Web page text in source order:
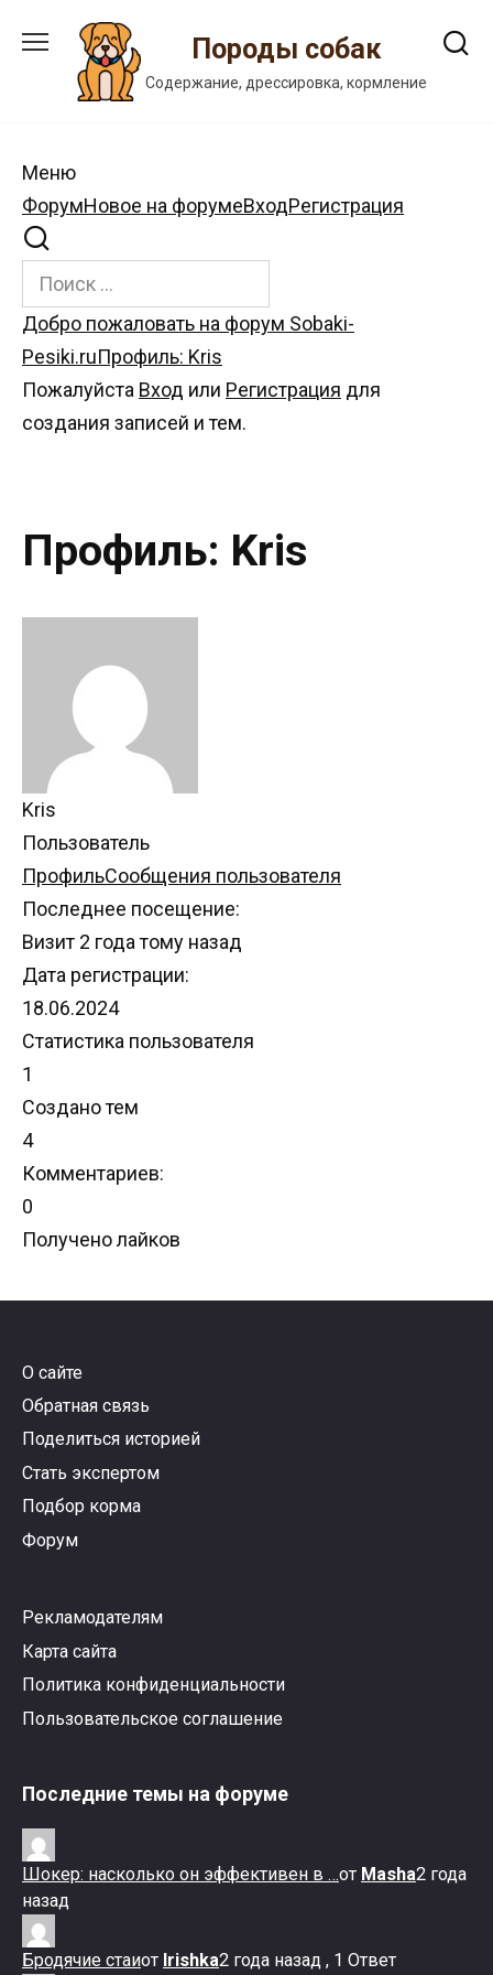
содержанию
Породы собак
Содержание, дрессировка, кормление
Меню
Навигация
Форума
ФорумНовое на форумеВходРегистрация
Форум
breadcrumbs
-
Вы
Добро пожаловать на форум Sobaki-
Pesiki.ruПрофиль: Kris
Пожалуйста Вход или Регистрация для
создания записей и тем.
Профиль: Kris
Kris
Пользователь
ПрофильСообщения пользователя
Последнее посещение:
Визит 2 года тому назад
Дата регистрации:
18.06.2024
Статистика пользователя
1
Создано тем
4
Комментариев:
0
Получено лайков
О сайте
Обратная связь
Поделиться историей
Стать экспертом
Подбор корма
Форум
Рекламодателям
Карта сайта
Политика конфиденциальности
Пользовательское соглашение
Последние темы на форуме
Шокер: насколько он эффективен в …от Masha2 года
назад
Бродячие стаиот Irishka2 года назад , 1 Ответ